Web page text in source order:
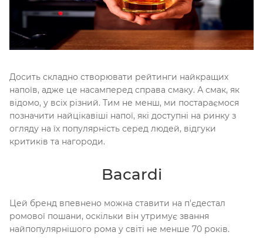
Досить складно створювати рейтинги найкращих
напоїв, адже це насамперед справа смаку. А смак, як
відомо, у всіх різний. Тим не менш, ми постараємося
позначити найцікавіші напої, які доступні на ринку з
огляду на їх популярність серед людей, відгуки
критиків та нагороди.
Bacardi
Цей бренд впевнено можна ставити на п'єдестал
ромової пошани, оскільки він утримує звання
найпопулярнішого рома у світі не менше 70 років.